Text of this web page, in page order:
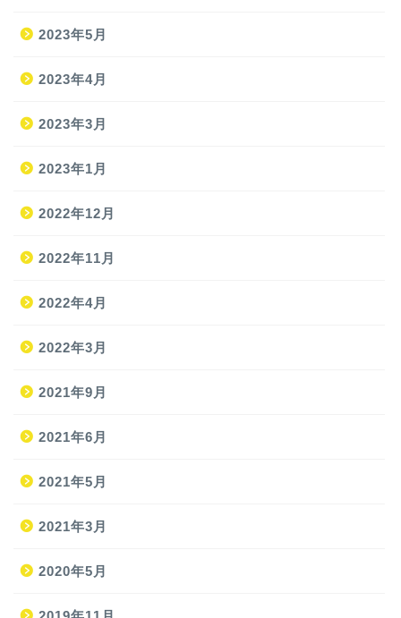
2023年5月
2023年4月
2023年3月
2023年1月
2022年12月
2022年11月
2022年4月
2022年3月
2021年9月
2021年6月
2021年5月
2021年3月
2020年5月